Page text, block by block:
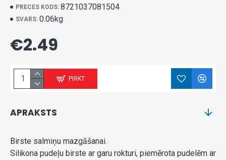
PRECES KODS: 8721037081504
SVARS: 0.06kg
€2.49
PIRKT
APRAKSTS
Birste salmiņu mazgāšanai.
Silikona pudeļu birste ar garu rokturi, piemērota pudelēm ar